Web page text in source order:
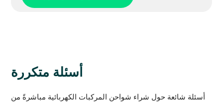
أسئلة متكررة
أسئلة شائعة حول شراء شواحن المركبات الكهربائية مباشرةً من